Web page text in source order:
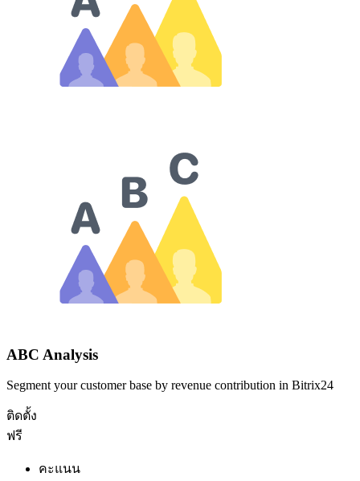
ABC Analysis
Segment your customer base by revenue contribution in Bitrix24
ติดตั้ง
ฟรี
คะแนน